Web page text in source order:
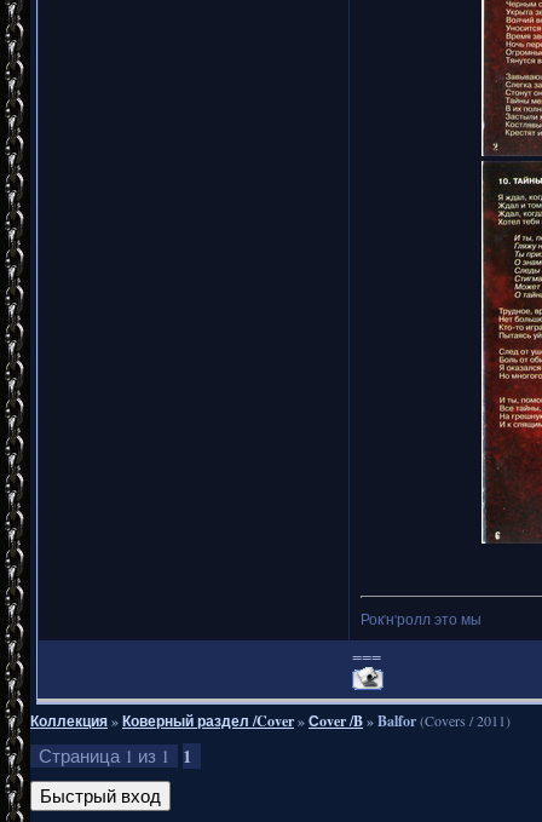
Рок'н'ролл это мы
===
Коллекция»Коверный раздел /Cover»Сover /B»Balfor(Covers / 2011)
Страница 1 из 1 1